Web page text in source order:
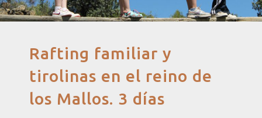
Rafting familiar y
tirolinas en el reino de
los Mallos. 3 días